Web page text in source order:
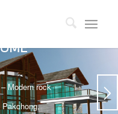
Modern rock